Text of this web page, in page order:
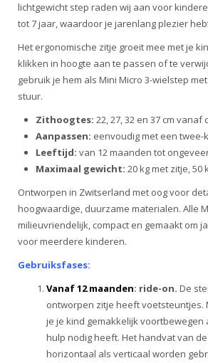
lichtgewicht step raden wij aan voor
tot 7 jaar, waardoor je jarenlang plezier
Het ergonomische zitje groeit mee met je
klikken in hoogte aan te passen of te
gebruik je hem als Mini Micro 3-wielstep
stuur.
Zithoogtes: 22, 27, 32 en 37 cm vanaf
Aanpassen: eenvoudig met een twee-
Leeftijd: van 12 maanden tot
Maximaal gewicht: 20 kg met zitje, 50
Ontworpen in Zwitserland met oog voor
hoogwaardige, duurzame materialen. Alle
milieuvriendelijk, compact en gemaakt om
voor meerdere kinderen.
Gebruiksfases:
Vanaf 12 maanden: ride-on. De
ontworpen zitje heeft voetsteuntjes.
je je kind gemakkelijk voortbewegen
hulp nodig heeft. Het handvat van
horizontaal als verticaal worden